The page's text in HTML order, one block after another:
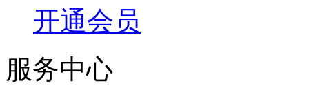
开通会员
服务中心